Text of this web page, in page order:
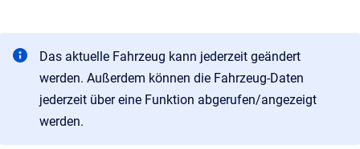
Das aktuelle Fahrzeug kann jederzeit geändert
werden. Außerdem können die Fahrzeug-Daten
jederzeit über eine Funktion abgerufen/angezeigt
werden.